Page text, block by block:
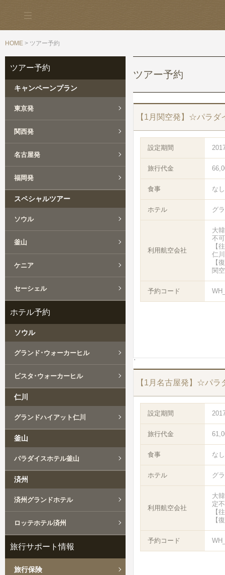
HOME > ツアー予約
ツアー予約
【1月関空発】☆パラダ
設定期間
旅行代金
食事 なし
ホテル グ
利用航空会社
大
不可
【
仁
【
関
予約コード
【1月名古屋発】☆パラ
設定期間
旅行代金
食事 なし
ホテル グ
利用航空会社
大
定
【
【
予約コード
ツアー予約
キャンペーンプラン
東京発
関西発
名古屋発
福岡発
スペシャルツアー
ソウル
釜山
ケニア
セーシェル
ホテル予約
ソウル
グランド･ウォーカーヒル
ビスタ･ウォーカーヒル
仁川
グランドハイアット仁川
釜山
パラダイスホテル釜山
済州
済州グランドホテル
ロッテホテル済州
旅行サポート情報
旅行保険